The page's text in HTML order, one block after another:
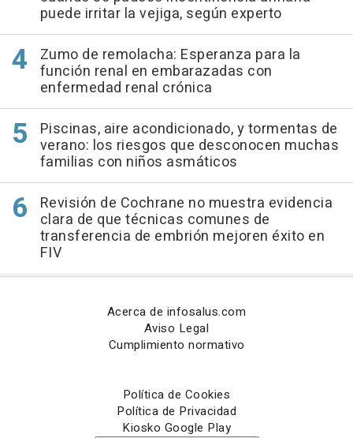
puede irritar la vejiga, según experto
Zumo de remolacha: Esperanza para la
función renal en embarazadas con
enfermedad renal crónica
Piscinas, aire acondicionado, y tormentas de
verano: los riesgos que desconocen muchas
familias con niños asmáticos
Revisión de Cochrane no muestra evidencia
clara de que técnicas comunes de
transferencia de embrión mejoren éxito en
FIV
Acerca de infosalus.com
Aviso Legal
Cumplimiento normativo
Política de Cookies
Política de Privacidad
Kiosko Google Play